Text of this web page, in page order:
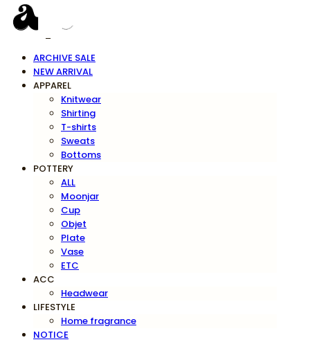
ARCHIVE SALE
NEW ARRIVAL
APPAREL
Knitwear
Shirting
T-shirts
Sweats
Bottoms
POTTERY
ALL
Moonjar
Cup
Objet
Plate
Vase
ETC
ACC
Headwear
LIFESTYLE
Home fragrance
NOTICE